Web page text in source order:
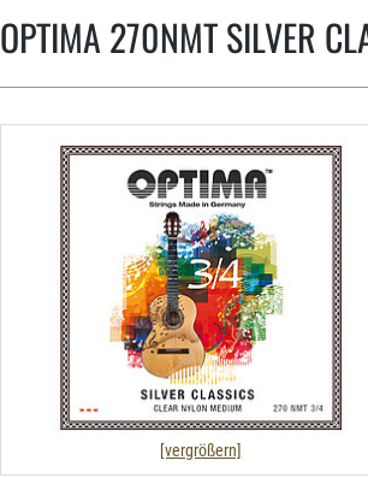
OPTIMA 270NMT SILVER
[vergrößern]